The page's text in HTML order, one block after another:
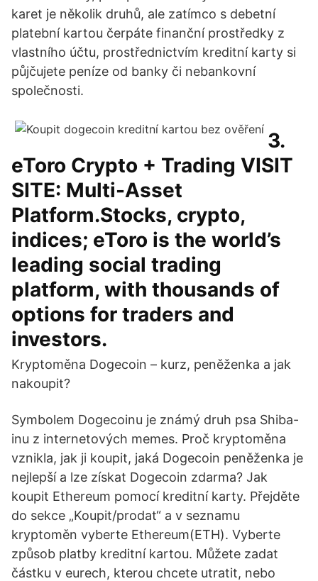
karet je několik druhů, ale zatímco s debetní
platební kartou čerpáte finanční prostředky z
vlastního účtu, prostřednictvím kreditní karty si
půjčujete peníze od banky či nebankovní
společnosti.
3.
eToro Crypto + Trading VISIT
SITE: Multi-Asset
Platform.Stocks, crypto,
indices; eToro is the world’s
leading social trading
platform, with thousands of
options for traders and
investors.
Kryptoměna Dogecoin – kurz, peněženka a jak
nakoupit?
Symbolem Dogecoinu je známý druh psa Shiba-
inu z internetových memes. Proč kryptoměna
vznikla, jak ji koupit, jaká Dogecoin peněženka je
nejlepší a lze získat Dogecoin zdarma? Jak
koupit Ethereum pomocí kreditní karty. Přejděte
do sekce „Koupit/prodat“ a v seznamu
kryptoměn vyberte Ethereum(ETH). Vyberte
způsob platby kreditní kartou. Můžete zadat
částku v eurech, kterou chcete utratit, nebo